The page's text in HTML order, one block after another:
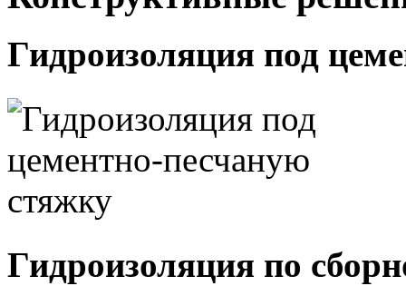
Гидроизоляция под
Гидроизоляция по